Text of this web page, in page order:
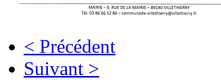
< Précédent
Suivant >